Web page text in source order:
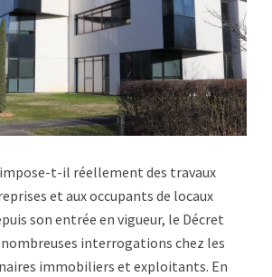
t-il réellement des travaux
et aux occupants de locaux
son entrée en vigueur, le Décret
interrogations chez les
immobiliers et exploitants. En